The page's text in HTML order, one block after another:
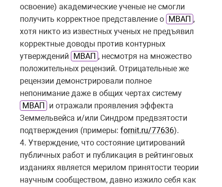
освоение) академические ученые не смогли
получить корректное представление о МВАП ,
хотя никто из известных ученых не предъявил
корректные доводы против контурных
утверждений
МВАП , несмотря на множество
положительных рецензий. Отрицательные же
рецензии демонстрировали полное
непонимание даже в общих чертах систему
МВАП
и отражали проявления эффекта
Земмельвейса и/или Синдром предвзятости
подтверждения (примеры: fornit.ru/77636).
4. Утверждение, что состояние цитирований
публичных работ и публикация в рейтинговых
изданиях является мерилом принятости теории
научным сообществом, давно изжило себя как